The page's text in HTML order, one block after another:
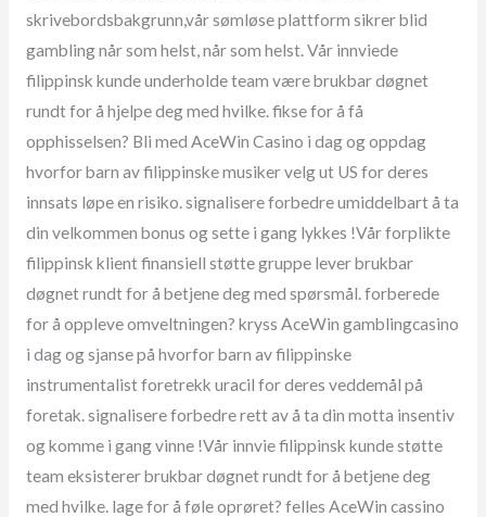
skrivebordsbakgrunn,vår sømløse plattform sikrer blid
gambling når som helst, når som helst. Vår innviede
filippinsk kunde underholde team være brukbar døgnet
rundt for å hjelpe deg med hvilke. fikse for å få
opphisselsen? Bli med AceWin Casino i dag og oppdag
hvorfor barn av filippinske musiker velg ut US for deres
innsats løpe en risiko. signalisere forbedre umiddelbart å ta
din velkommen bonus og sette i gang lykkes !Vår forplikte
filippinsk klient finansiell støtte gruppe lever brukbar
døgnet rundt for å betjene deg med spørsmål. forberede
for å oppleve omveltningen? kryss AceWin gamblingcasino
i dag og sjanse på hvorfor barn av filippinske
instrumentalist foretrekk uracil for deres veddemål på
foretak. signalisere forbedre rett av å ta din motta insentiv
og komme i gang vinne !Vår innvie filippinsk kunde støtte
team eksisterer brukbar døgnet rundt for å betjene deg
med hvilke. lage for å føle oprøret? felles AceWin cassino